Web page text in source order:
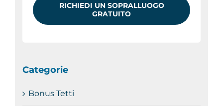
RICHIEDI UN SOPRALLUOGO
GRATUITO
Categorie
Bonus Tetti